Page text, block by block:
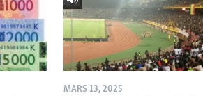
MARS 13, 2025